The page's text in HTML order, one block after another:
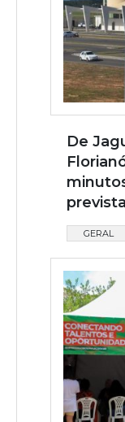
De
GERAL